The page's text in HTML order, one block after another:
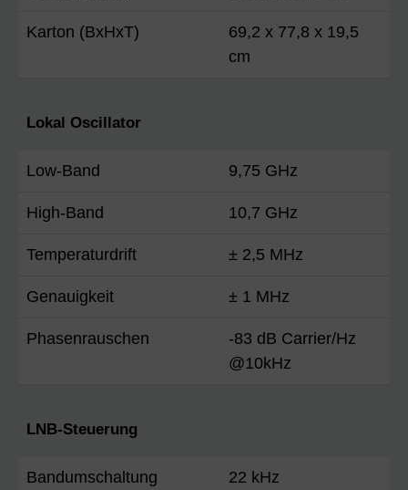
Karton (BxHxT)
69,2 x 77,8 x 19,5
cm
Lokal Oscillator
Low-Band 9,75 GHz
High-Band 10,7 GHz
Temperaturdrift ± 2,5 MHz
Genauigkeit ± 1 MHz
Phasenrauschen
-83 dB Carrier/Hz
@10kHz
LNB-Steuerung
Bandumschaltung 22 kHz